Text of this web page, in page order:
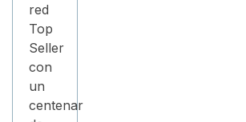
red
Top
Seller
con
un
centenar